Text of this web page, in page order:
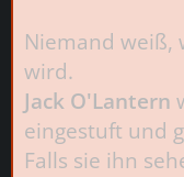
Niemand weiß,
wird.
Jack O'Lantern
eingestuft und
Falls sie ihn